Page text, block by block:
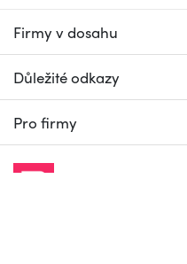
Firmy v dosahu
Důležité odkazy
Pro firmy